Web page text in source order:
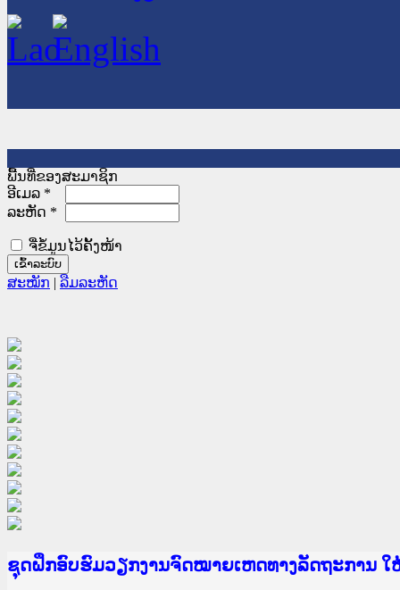
ພື້ນທີ່ຂອງສະມາຊິກ
ອີເມລ *
ລະຫັດ *
ຈື່ຂໍ້ມູນໄວ້ຄັ້ງໜ້າ
ສະໝັກ | ລືມລະຫັດ
Ministry of Justice Lao PDR
ເຜີຍແຜ່ວັບໄຊຈົດໝາຍເຫດທາງລັດຖະການ ແລະ ແອັ
ກະຊວງຍຸຕິທຳ
ຊຸດຝຶກອົບຮົມວຽກງານຈົດໝາຍເຫດທາງລັດຖະການ
ກອງປະຊຸມທົບທວນຄືນການຈັດຕັ້ງປະຕິບັດວຽກງານຈົ
ຝຶກອົບຮົມ ຜູ່ປະສານງານວຽກງານຈົດໝາຍເຫດທາງລັ
ຝຶກອົບຮົມ ຜູ່ປະສານງານວຽກງານຈົດໝາຍເຫດທາງລັ
ເຜີຍແຜ່ແອັບກົດໝາຍລາວ ແລະ ເວັບໄຊຈົດໝາຍເຫດ
ເຜີຍແຜ່ແອັບກົດໝາຍລາວ ແລະ ເວັບໄຊຈົດໝາຍເຫດ
ຍົກລະດັບວຽກງານຈົດໝາຍເຫດທາງລັດຖະການໃຫ້ຜູ້
ຊຸດຝຶກອົບຮົມວຽກງານຈົດໝາຍເຫດທາງລັດຖະການ ໃ